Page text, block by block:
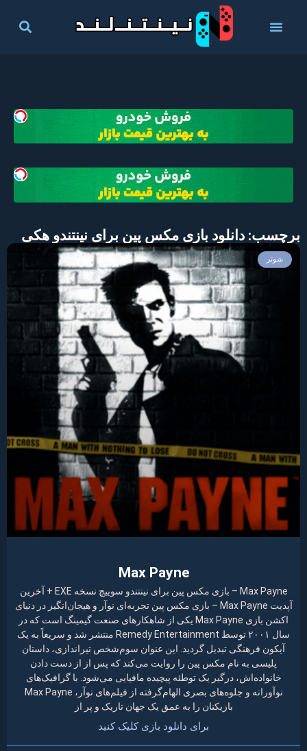
برچسب: دانلود بازی مکس پین برای نینتندو هکی
شوتر
Max Payne
Max Payne – بازی مکس پین برای نینتندو سوییچ نسخه EXE + آخرین
آپدیت Max Payne – بازی مکس پین تجربه‌ای نوآر و هیجان‌انگیز در دنیای
اکشن بازی Max Payne یکی از شاهکارهای صنعت گیمینگ است که در
سال ۲۰۰۱ توسط Remedy Entertainment منتشر شد و سریعاً به یک
آیکون فرهنگی تبدیل گردید. این عنوان سوم‌شخص تیراندازی، داستان
پلیسی به نام مکس پین را روایت می‌کند که پس از از دست دادن
خانواده‌اش، درگیر یک توطئه پیچیده مافیایی می‌شود. با گرافیک‌های
نوآورانه و جلوه‌های بصری الهام‌گرفته از فیلم‌های نوآر، Max Payne
بازیکنان را به عمق یک جهان تاریک و پر از
برای دانلود بازی کلیک کنید